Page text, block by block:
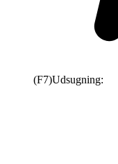
(F7)Udsugning: